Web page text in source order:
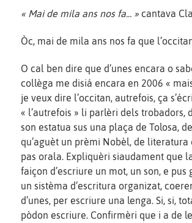
« Mai de mila ans nos fa... » cantava
Òc, mai de mila ans nos fa que
O cal ben dire que d’unes encara o
collèga me disiá encara en 2006 «
je veux dire l’occitan, autrefois, ça
« l’autrefois » li parlèri dels trobadors,
son estatua sus una plaça de Tolosa,
qu’aguèt un prèmi Nobèl, de literatura
pas orala. Expliquèri siaudament que
faiçon d’escriure un mot, un son, e
un sistèma d’escritura organizat,
d’unes, per escriure una lenga. Si, si,
pòdon escriure. Confirmèri que i a de